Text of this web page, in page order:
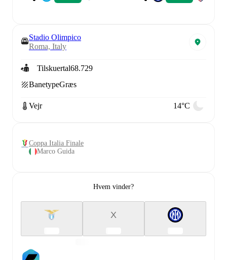
Stadio Olimpico
Roma, Italy
Tilskuertal68.729
BanetypeGræs
Vejr 14°C
Coppa Italia Finale
Marco Guida
Hvem vinder?
X